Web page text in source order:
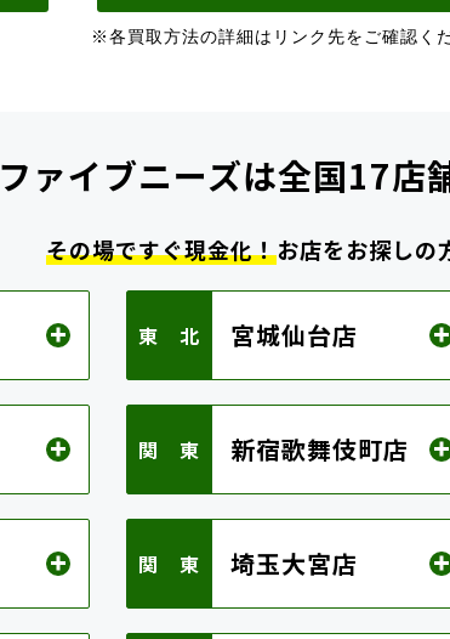
※各買取方法の詳細はリンク先をご確認くだ
ファイブニーズは全国17店
その場ですぐ現金化！お店をお探しの
東 北 宮城仙台店
関 東 新宿歌舞伎町店
関 東 埼玉大宮店